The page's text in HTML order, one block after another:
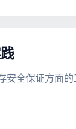
安全保证方面